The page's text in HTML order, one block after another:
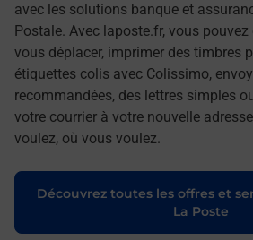
avec les solutions banque et
Postale. Avec laposte.fr, vous
vous déplacer, imprimer des timbres
étiquettes colis avec Colissimo,
recommandées, des lettres simples
votre courrier à votre nouvelle
voulez, où vous voulez.
Découvrez toutes les offres et
La Poste